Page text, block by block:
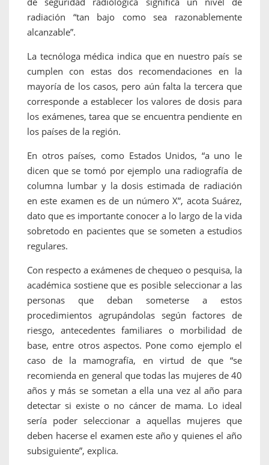
radiación “tan bajo como sea razonablemente
alcanzable”.
La tecnóloga médica indica que en nuestro país se
cumplen con estas dos recomendaciones en la
mayoría de los casos, pero aún falta la tercera que
corresponde a establecer los valores de dosis para
los exámenes, tarea que se encuentra pendiente en
los países de la región.
En otros países, como Estados Unidos, “a uno le
dicen que se tomó por ejemplo una radiografía de
columna lumbar y la dosis estimada de radiación
en este examen es de un número X”, acota Suárez,
dato que es importante conocer a lo largo de la vida
sobretodo en pacientes que se someten a estudios
regulares.
Con respecto a exámenes de chequeo o pesquisa, la
académica sostiene que es posible seleccionar a las
personas que deban someterse a estos
procedimientos agrupándolas según factores de
riesgo, antecedentes familiares o morbilidad de
base, entre otros aspectos. Pone como ejemplo el
caso de la mamografía, en virtud de que “se
recomienda en general que todas las mujeres de 40
años y más se sometan a ella una vez al año para
detectar si existe o no cáncer de mama. Lo ideal
sería poder seleccionar a aquellas mujeres que
deben hacerse el examen este año y quienes el año
subsiguiente”, explica.